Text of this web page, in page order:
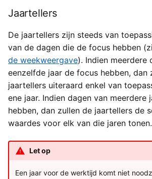
Jaartellers
De jaartellers zijn steeds van
van de dagen die de focus hebben
de weekweergave). Indien meerdere
eenzelfde jaar de focus hebben, dan
jaartellers uiteraard enkel van
ene jaar. Indien dagen van meerdere
hebben, dan zullen de jaartellers de
waardes voor elk van die jaren tonen.
Let op
Een jaar voor de werktijd komt niet